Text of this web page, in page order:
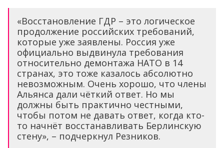
«Восстановление ГДР – это логическое
продолжение российских требований,
которые уже заявлены. Россия уже
официально выдвинула требования
относительно демонтажа НАТО в 14
странах, это тоже казалось абсолютно
невозможным. Очень хорошо, что члены
Альянса дали чёткий ответ. Но мы
должны быть практично честными,
чтобы потом не давать ответ, когда кто-
то начнёт восстанавливать Берлинскую
стену», – подчеркнул Резников.